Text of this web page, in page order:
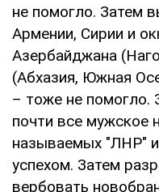
не помогло. Затем
Армении, Сирии и
Азербайджана
(Абхазия, Южная
– тоже не помогло.
почти все мужское
называемых "ЛНР"
успехом. Затем
вербовать